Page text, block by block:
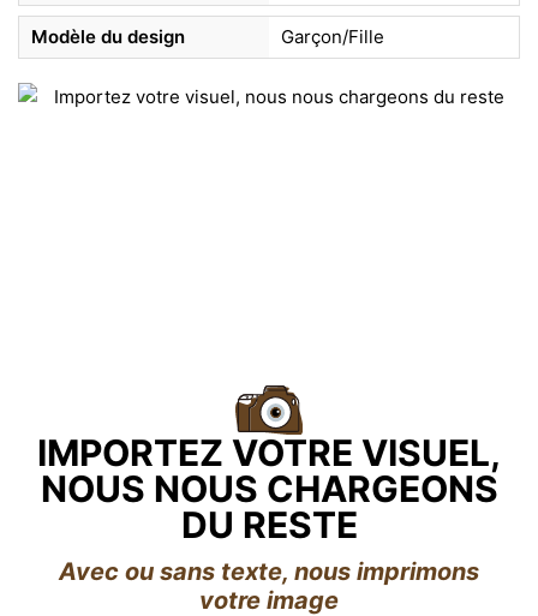
Modèle du design Garçon/Fille
IMPORTEZ VOTRE VISUEL,
NOUS NOUS CHARGEONS
DU RESTE
Avec ou sans texte, nous imprimons
votre image